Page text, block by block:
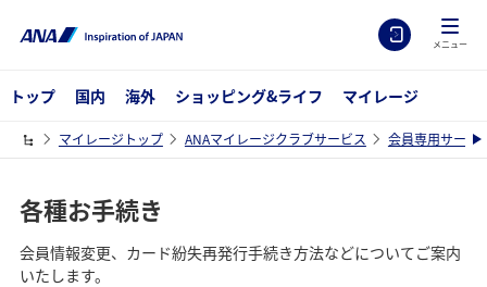
メニュー
トップ 国内 海外 ショッピング&ライフ マイレージ
マイレージトップ ANAマイレージクラブサービス 会員専用サービ
各種お手続き
会員情報変更、カード紛失再発行手続き方法などについてご案内
いたします。